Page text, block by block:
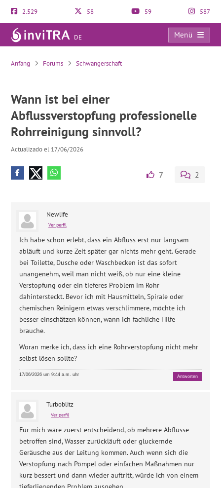
2.529 58 59 587
DE
Menü
Wann ist bei einer Abflussverstopfung professionelle Rohrreinigung sinnvoll?
Anfang Forums Schwangerschaft
Wann ist bei einer
Abflussverstopfung professionelle
Rohrreinigung sinnvoll?
Actualizado el 17/06/2026
7 2
Newlife
Ver perfil
Ich habe schon erlebt, dass ein Abfluss erst nur langsam
abläuft und kurze Zeit später gar nichts mehr geht. Gerade
bei Toilette, Dusche oder Waschbecken ist das sofort
unangenehm, weil man nicht weiß, ob nur eine kleine
Verstopfung oder ein tieferes Problem im Rohr
dahintersteckt. Bevor ich mit Hausmitteln, Spirale oder
chemischen Reinigern etwas verschlimmere, möchte ich
besser einschätzen können, wann ich fachliche Hilfe
brauche.
Woran merke ich, dass ich eine Rohrverstopfung nicht mehr
selbst lösen sollte?
17/06/2026 um 9:44 a.m. uhr Antworten
Turboblitz
Ver perfil
Für mich wäre zuerst entscheidend, ob mehrere Abflüsse
betroffen sind, Wasser zurückläuft oder gluckernde
Geräusche aus der Leitung kommen. Auch wenn sich die
Verstopfung nach Pömpel oder einfachen Maßnahmen nur
kurz bessert und dann wieder auftritt, würde ich von einem